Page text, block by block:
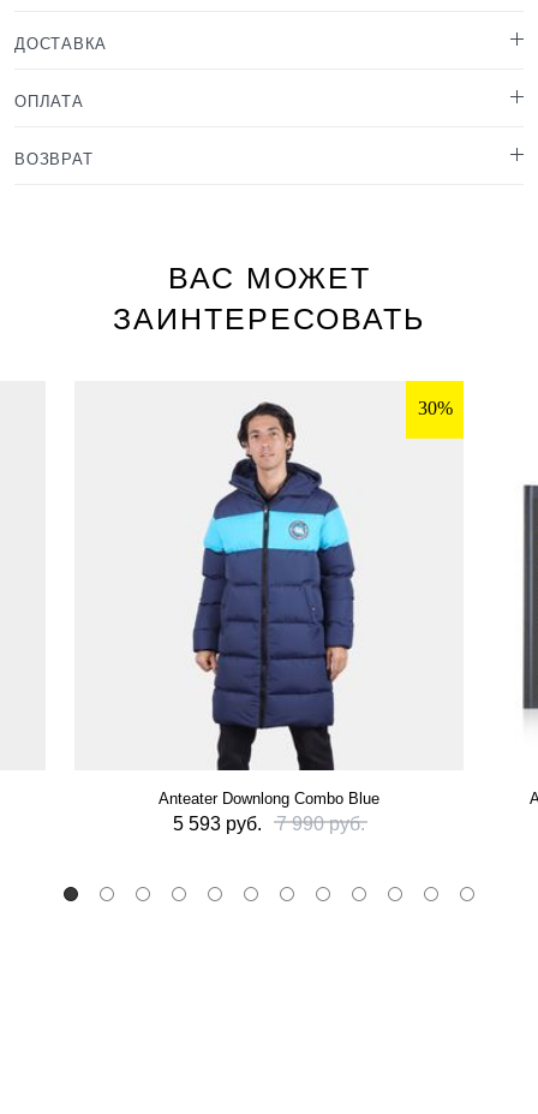
ДОСТАВКА
ОПЛАТА
ВОЗВРАТ
ВАС МОЖЕТ
ЗАИНТЕРЕСОВАТЬ
30%
Anteater Downlong Combo Blue
5 593 руб. 7 990 руб.